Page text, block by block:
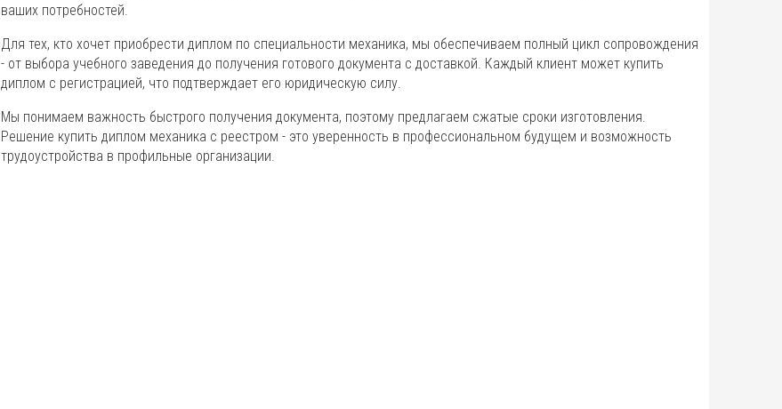
ваших потребностей.
Для тех, кто хочет приобрести диплом по специальности механика, мы обеспечиваем полный цикл сопровождения
- от выбора учебного заведения до получения готового документа с доставкой. Каждый клиент может купить
диплом с регистрацией, что подтверждает его юридическую силу.
Мы понимаем важность быстрого получения документа, поэтому предлагаем сжатые сроки изготовления.
Решение купить диплом механика с реестром - это уверенность в профессиональном будущем и возможность
трудоустройства в профильные организации.